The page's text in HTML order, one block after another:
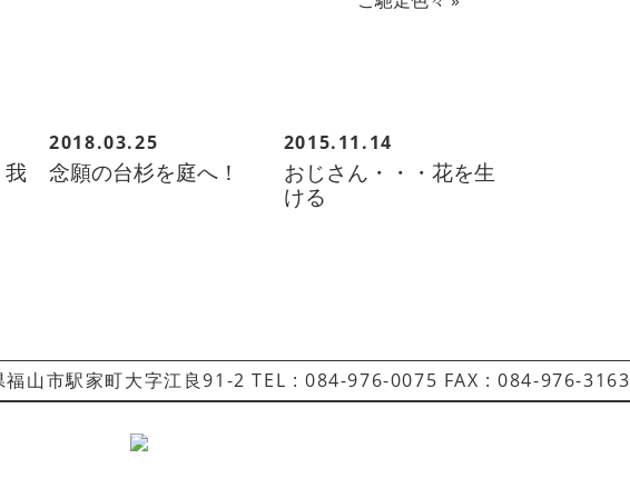
2018.03.25
念願の台杉を庭へ！
2015.11.14
おじさん・・・花を生
ける
山市駅家町大字江良91-2 TEL : 084-976-0075 FAX : 084-976-3163